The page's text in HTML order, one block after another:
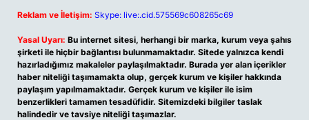
Reklam ve İletişim: Skype: live:.cid.575569c608265c69
Yasal Uyarı: Bu internet sitesi, herhangi bir marka, kurum veya şahıs
şirketi ile hiçbir bağlantısı bulunmamaktadır. Sitede yalnızca kendi
hazırladığımız makaleler paylaşılmaktadır. Burada yer alan içerikler
haber niteliği taşımamakta olup, gerçek kurum ve kişiler hakkında
paylaşım yapılmamaktadır. Gerçek kurum ve kişiler ile isim
benzerlikleri tamamen tesadüfidir. Sitemizdeki bilgiler taslak
halindedir ve tavsiye niteliği taşımazlar.